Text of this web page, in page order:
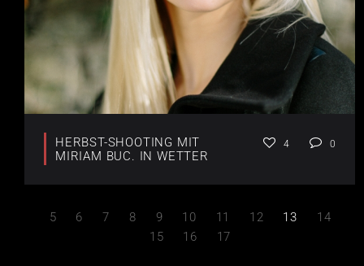
HERBST-SHOOTING MIT
MIRIAM BUC. IN WETTER
4 0
5 6 7 8 9 10 11 12 13
14
15
16 17